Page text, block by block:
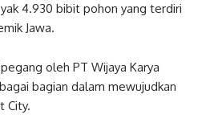
4.930 bibit pohon yang terdiri
Jawa.
oleh PT Wijaya Karya
bagian dalam mewujudkan
City.